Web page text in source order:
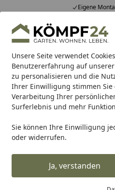
Unsere Seite verwendet
Benutzererfahrung auf
zu personalisieren und die
Ihrer Einwilligung stimmen Sie
Verarbeitung Ihrer
Surferlebnis und mehr
Sie können Ihre Einwilligung
oder widerrufen.
Ja, verstanden
Eigene
Hotline0 71 588 01 81
Mo-Fr. 8-16 Uhr 25.974
Alle Produkte
Alle ProdukteHighlights
Garten Gartenhaus
Startseite